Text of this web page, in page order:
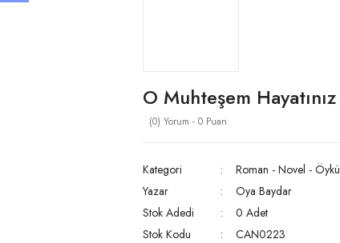
O Muhteşem Hayatınız
(0) Yorum - 0 Puan
Kategori
Roman - Novel - Öykü
Yazar
Oya Baydar
Stok Adedi
0 Adet
Stok Kodu
CAN0223